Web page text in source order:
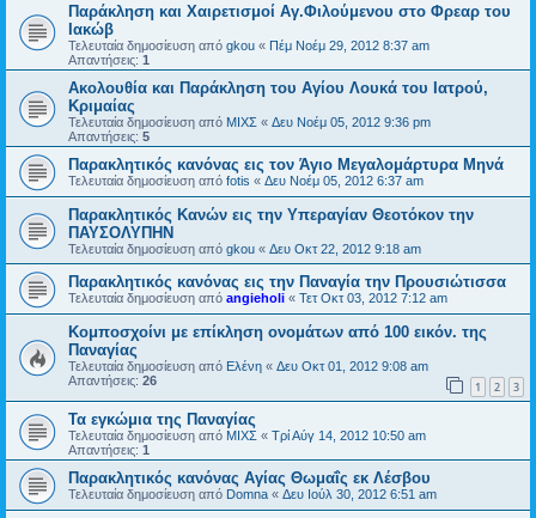
Παράκληση και Χαιρετισμοί Αγ.Φιλούμενου στο Φρεαρ του
Ιακώβ
Τελευταία δημοσίευση από gkou « Πέμ Νοέμ 29, 2012 8:37 am
Απαντήσεις: 1
Ακολουθία και Παράκληση του Αγίου Λουκά του Ιατρού,
Κριμαίας
Τελευταία δημοσίευση από ΜΙΧΣ « Δευ Νοέμ 05, 2012 9:36 pm
Απαντήσεις: 5
Παρακλητικός κανόνας εις τον Άγιο Μεγαλομάρτυρα Μηνά
Τελευταία δημοσίευση από fotis « Δευ Νοέμ 05, 2012 6:37 am
Παρακλητικός Κανών εις την Υπεραγίαν Θεοτόκον την
ΠΑΥΣΟΛΥΠΗΝ
Τελευταία δημοσίευση από gkou « Δευ Οκτ 22, 2012 9:18 am
Παρακλητικός κανόνας εις την Παναγία την Προυσιώτισσα
Τελευταία δημοσίευση από angieholi « Τετ Οκτ 03, 2012 7:12 am
Κομποσχοίνι με επίκληση ονομάτων από 100 εικόν. της
Παναγίας
Τελευταία δημοσίευση από Ελένη « Δευ Οκτ 01, 2012 9:08 am
Απαντήσεις: 26 1 2 3
Τα εγκώμια της Παναγίας
Τελευταία δημοσίευση από ΜΙΧΣ « Τρί Αύγ 14, 2012 10:50 am
Απαντήσεις: 1
Παρακλητικός κανόνας Αγίας Θωμαΐς εκ Λέσβου
Τελευταία δημοσίευση από Domna « Δευ Ιούλ 30, 2012 6:51 am